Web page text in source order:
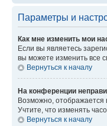
Параметры и
Как мне изменить мои
Если вы являетесь
вы можете изменить все
Вернуться к началу
На конференции
Возможно, отображается
Учтите, что изменять
Вернуться к началу